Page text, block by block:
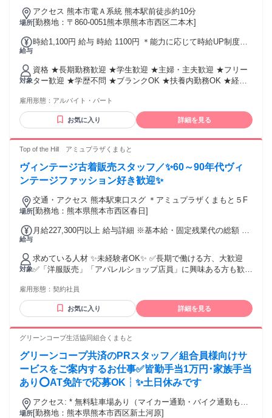
場所
アクセス 熊本市電Ａ系統 熊本駅前徒歩約10分
[勤務地：〒860-0051熊本県熊本市西区二本木]
給与
時給1,100円 給与 時給 1100円 ＊能力に応じて時給UP制度あ
対象
資格 ★長期勤務歓迎 ★学生歓迎 ★主婦・主夫歓迎 ★フリー
ター歓迎 ★学歴不問 ★ブランクOK ★扶養内勤務OK ★経験
雇用形態： アルバイト・パート
お気に入り 詳細を見る
Top of the Hill アミュプラザくまもと
ヴィンテージ古着販売スタッフ／✨60～90年代ヴィ
ンテージファッション好き歓迎✨
場所
交通・アクセス 熊本駅東口スグ ＊アミュプラザくまもと５F
[勤務地：熊本県熊本市西区春日]
給与
月給227,300円以上 給与詳細 ※基本給・固定残業代の総額 基
3000円（固定残業時間：1ヶ月あたり30時間） 固定残業時間
を超えた勤務時間については別途残業代を支給する 【一律手
当】 全員に一律で支払われる通勤・皆勤・家族手当金額：な
し 全員に一律で支払われるその他手当金額：なし ※固定残業
対象
求めている人材 ✨未経験者OK✨ ✅長期で働ける方、大歓迎
✅「洋服販売」「アパレルショップ店員」に興味ある方も歓
雇用形態： 契約社員
お気に入り 詳細を見る
グリーンコープ生活協同組合くまもと
グリーンコープ共済のPRスタッフ／組合員様向けサ
ービスをご案内するお仕事✅皆勤手当1万円･家族手当
あり⭕AT免許で応募OK┆✨土日休みです
場所
アクセス: * 無料駐車場あり（マイカー通勤・バイク通勤も
OK）
[勤務地：熊本県熊本市西区新土河原]